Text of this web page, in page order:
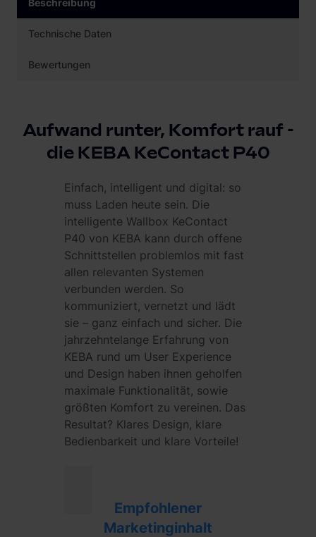
Beschreibung
Technische Daten
Bewertungen
Aufwand runter, Komfort rauf -
die KEBA KeContact P40
Einfach, intelligent und digital: so
muss Laden heute sein. Die
intelligente Wallbox KeContact
P40 von KEBA kann durch offene
Schnittstellen problemlos mit fast
allen relevanten Systemen
verbunden werden. So
kommuniziert, vernetzt und lädt
sie – ganz einfach und sicher. Die
jahrzehntelange Erfahrung von
KEBA rund um User Experience
und Design haben ihnen geholfen
maximale Funktionalität, sowie
größten Komfort zu vereinen. Das
Resultat? Klares Design, klare
Bedienbarkeit und klare Vorteile!
Empfohlener
Marketinginhalt